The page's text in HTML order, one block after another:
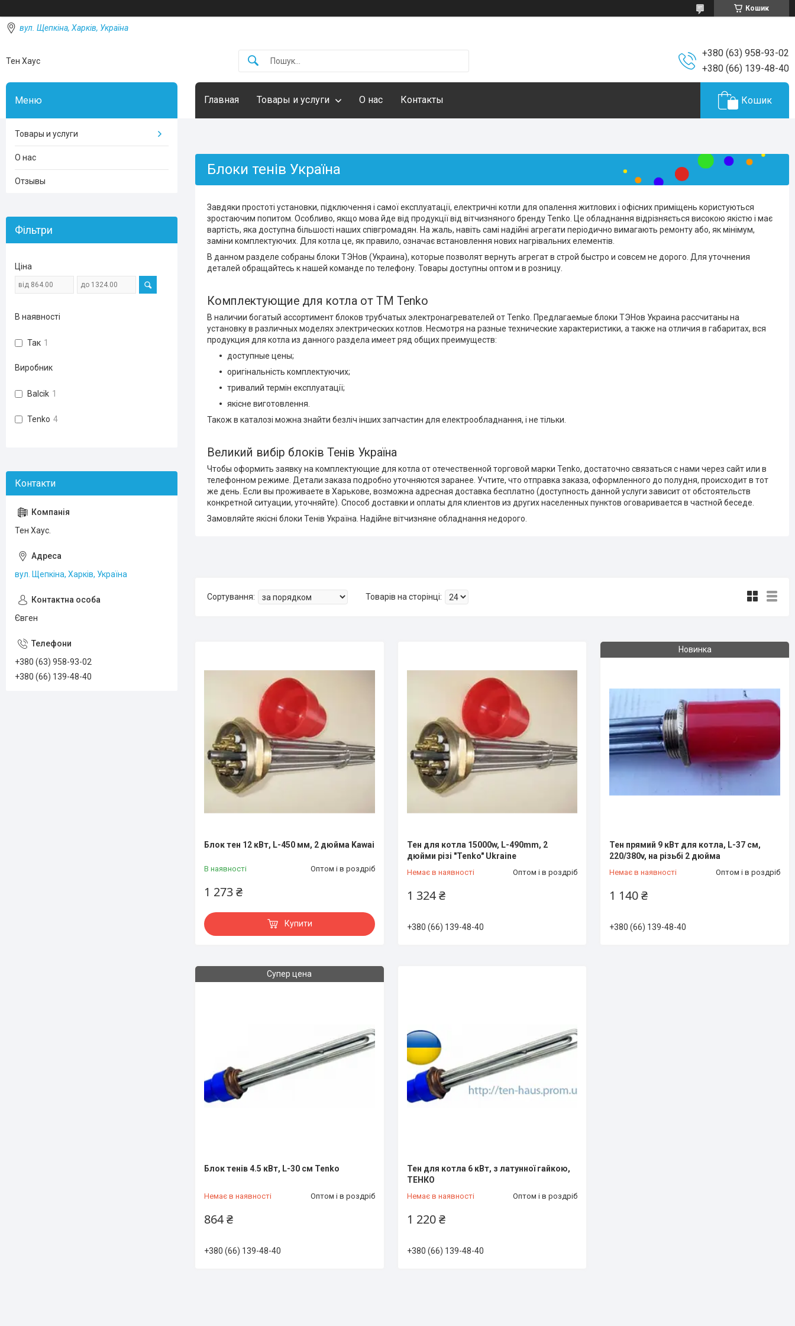
Кошик
вул. Щепкіна, Харків, Україна
Тен Хаус
+380 (63) 958-93-02
+380 (66) 139-48-40
Главная Товары и услуги О нас Контакты Кошик
Блоки тенів Україна
Завдяки простоті установки, підключення і самої експлуатації, електричні котли для опалення житлових і офісних приміщень користуються
зростаючим попитом. Особливо, якщо мова йде від продукції від вітчизняного бренду Tenko. Це обладнання відрізняється високою якістю і має
вартість, яка доступна більшості наших співгромадян. На жаль, навіть самі надійні агрегати періодично вимагають ремонту або, як мінімум,
заміни комплектуючих. Для котла це, як правило, означає встановлення нових нагрівальних елементів.
В данном разделе собраны блоки ТЭНов (Украина), которые позволят вернуть агрегат в строй быстро и совсем не дорого. Для уточнения
деталей обращайтесь к нашей команде по телефону. Товары доступны оптом и в розницу.
Комплектующие для котла от ТМ Tenko
В наличии богатый ассортимент блоков трубчатых электронагревателей от Tenko. Предлагаемые блоки ТЭНов Украина рассчитаны на
установку в различных моделях электрических котлов. Несмотря на разные технические характеристики, а также на отличия в габаритах, вся
продукция для котла из данного раздела имеет ряд общих преимуществ:
доступные цены;
оригінальність комплектуючих;
тривалий термін експлуатації;
якісне виготовлення.
Також в каталозі можна знайти безліч інших запчастин для електрообладнання, і не тільки.
Великий вибір блоків Тенів Україна
Чтобы оформить заявку на комплектующие для котла от отечественной торговой марки Tenko, достаточно связаться с нами через сайт или в
телефонном режиме. Детали заказа подробно уточняются заранее. Учтите, что отправка заказа, оформленного до полудня, происходит в тот
же день. Если вы проживаете в Харькове, возможна адресная доставка бесплатно (доступность данной услуги зависит от обстоятельств
конкретной ситуации, уточняйте). Способ доставки и оплаты для клиентов из других населенных пунктов оговаривается в частной беседе.
Замовляйте якісні блоки Тенів Україна. Надійне вітчизняне обладнання недорого.
Блок тен 12 кВт, L-450 мм, 2 дюйма Kawai
В наявності Оптом і в роздріб
1 273 ₴
Купити
Тен для котла 15000w, L-490mm, 2
дюйми різі "Tenko" Ukraine
Немає в наявності Оптом і в роздріб
1 324 ₴
+380 (66) 139-48-40
Новинка
Тен прямий 9 кВт для котла, L-37 см,
220/380v, на різьбі 2 дюйма
Немає в наявності Оптом і в роздріб
1 140 ₴
+380 (66) 139-48-40
Супер цена
Блок тенів 4.5 кВт, L-30 см Tenko
Немає в наявності Оптом і в роздріб
864 ₴
+380 (66) 139-48-40
Тен для котла 6 кВт, з латунної гайкою,
ТЕНКО
Немає в наявності Оптом і в роздріб
1 220 ₴
+380 (66) 139-48-40
Товары и услуги
О нас
Отзывы
Фільтри
Ціна
В наявності
Так 1
Виробник
Balcik 1
Tenko 4
Тен Хаус.
вул. Щепкіна, Харків, Україна
Євген
+380 (63) 958-93-02
+380 (66) 139-48-40